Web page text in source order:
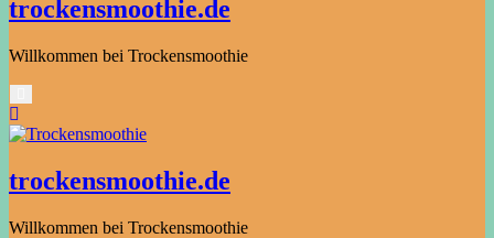
trockensmoothie.de
Willkommen bei Trockensmoothie
trockensmoothie.de
Willkommen bei Trockensmoothie